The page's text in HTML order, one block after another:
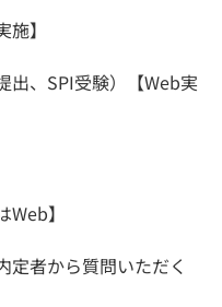
】
出、SPI受験）【Web実
】
定者から質問いただく